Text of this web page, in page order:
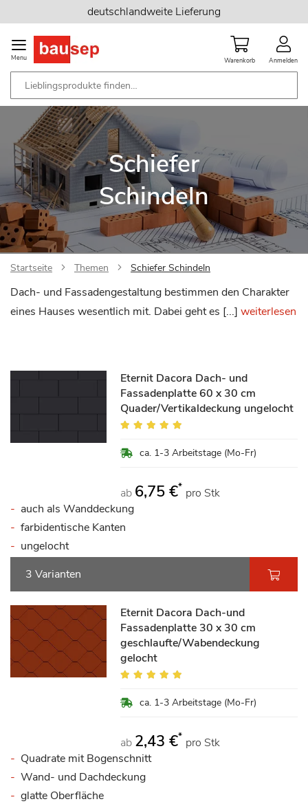
Inhalt
springen
deutschlandweite Lieferung
Menu Warenkorb Anmelden
Schiefer
Schindeln
Startseite Themen Schiefer Schindeln
Dach- und Fassadengestaltung bestimmen den Charakter
eines Hauses wesentlich mit. Dabei geht es [...] weiterlesen
Eternit Dacora Dach- und
Fassadenplatte 60 x 30 cm
Quader/Vertikaldeckung ungelocht
Bewertung:
ca. 1-3 Arbeitstage (Mo-Fr)
ab 6,75 €* pro Stk
auch als Wanddeckung
farbidentische Kanten
ungelocht
3 Varianten
Eternit Dacora Dach-und
Fassadenplatte 30 x 30 cm
geschlaufte/Wabendeckung
gelocht
Bewertung:
ca. 1-3 Arbeitstage (Mo-Fr)
ab 2,43 €* pro Stk
Quadrate mit Bogenschnitt
Wand- und Dachdeckung
glatte Oberfläche